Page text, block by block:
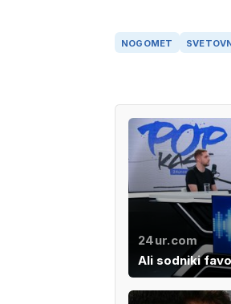
NOGOMET
24ur.com
Ali sodniki